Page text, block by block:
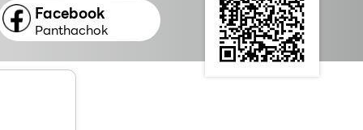
Facebook
Panthachok